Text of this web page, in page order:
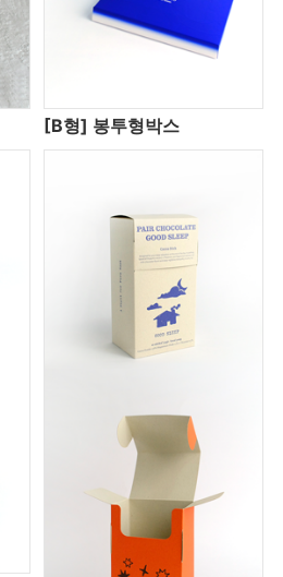
[B형] 봉투형박스